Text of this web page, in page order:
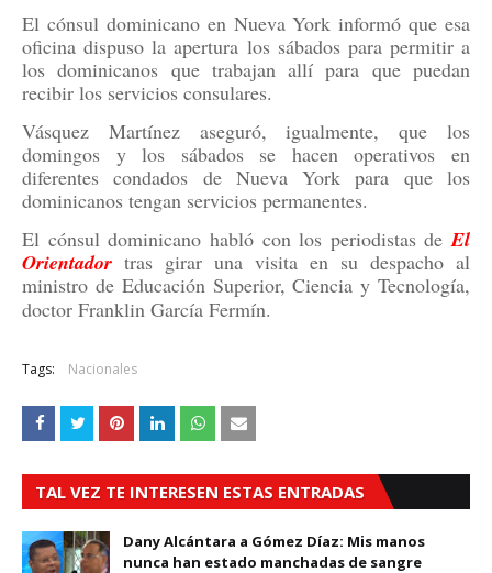
El cónsul dominicano en Nueva York informó que esa
oficina dispuso la apertura los sábados para permitir a
los dominicanos que trabajan allí para que puedan
recibir los servicios consulares.
Vásquez Martínez aseguró, igualmente, que los
domingos y los sábados se hacen operativos en
diferentes condados de Nueva York para que los
dominicanos tengan servicios permanentes.
El cónsul dominicano habló con los periodistas de El
Orientador tras girar una visita en su despacho al
ministro de Educación Superior, Ciencia y Tecnología,
doctor Franklin García Fermín.
Tags: Nacionales
TAL VEZ TE INTERESEN ESTAS ENTRADAS
Dany Alcántara a Gómez Díaz: Mis manos
nunca han estado manchadas de sangre